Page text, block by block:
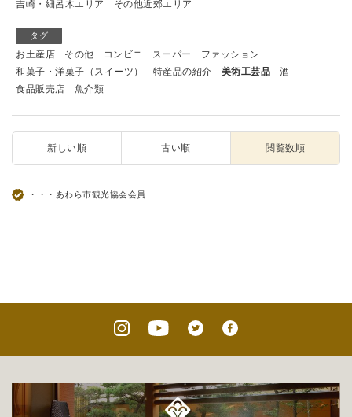
吉崎・細呂木エリア
その他近郊エリア
タグ
お土産店 その他 コンビニ スーパー
ファッション
和菓子・洋菓子（スイーツ）
特産品の紹介 美術工芸品
酒
食品販売店
魚介類
新しい順 古い順 閲覧数順
・・・あわら市観光協会会員